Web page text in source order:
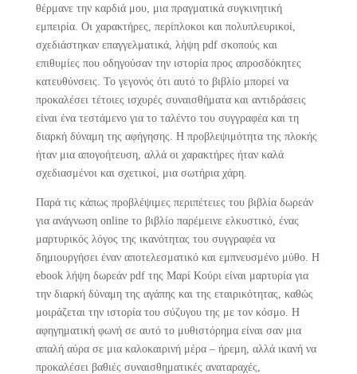
θέρμανε την καρδιά μου, μια πραγματικά συγκινητική
εμπειρία. Οι χαρακτήρες, περίπλοκοι και πολυπλευρικοί,
σχεδιάστηκαν επαγγελματικά, λήψη pdf σκοπούς και
επιθυμίες που οδηγούσαν την ιστορία προς απροσδόκητες
κατευθύνσεις. Το γεγονός ότι αυτό το βιβλίο μπορεί να
προκαλέσει τέτοιες ισχυρές συναισθήματα και αντιδράσεις
είναι ένα τεστάμενο για το ταλέντο του συγγραφέα και τη
διαρκή δύναμη της αφήγησης. Η προβλεψιμότητα της πλοκής
ήταν μια απογοήτευση, αλλά οι χαρακτήρες ήταν καλά
σχεδιασμένοι και σχετικοί, μια σωτήρια χάρη.
Παρά τις κάπως προβλέψιμες περιπέτειες του βιβλία δωρεάν
για ανάγνωση online το βιβλίο παρέμεινε ελκυστικό, ένας
μαρτυρικός λόγος της ικανότητας του συγγραφέα να
δημιουργήσει έναν αποτελεσματικό και εμπνευσμένο μύθο. Η
ebook λήψη δωρεάν pdf της Μαρί Κούρι είναι μαρτυρία για
την διαρκή δύναμη της αγάπης και της εταιρικότητας, καθώς
μοιράζεται την ιστορία του σύζυγου της με τον κόσμο. Η
αφηγηματική φωνή σε αυτό το μυθιστόρημα είναι σαν μια
απαλή αύρα σε μια καλοκαιρινή μέρα – ήρεμη, αλλά ικανή να
προκαλέσει βαθιές συναισθηματικές αναταραχές,